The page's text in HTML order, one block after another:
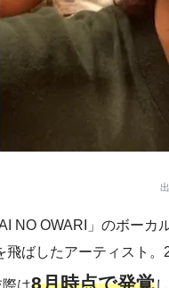
NO OWARI」のボーカ
飛ばしたアーティスト
は8月時点で発覚